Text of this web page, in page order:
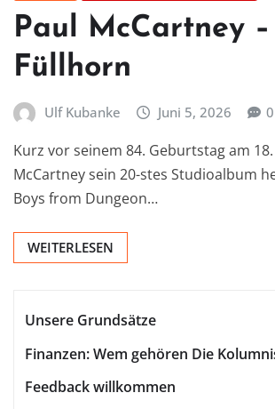
Paul McCartney
Füllhorn
Ulf Kubanke Juni 5, 2026 0
Kurz vor seinem 84. Geburtstag am
McCartney sein 20-stes Studioalbum
Boys from Dungeon…
WEITERLESEN
Unsere Grundsätze
Finanzen: Wem gehören Die
Feedback willkommen